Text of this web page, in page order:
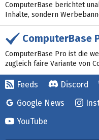
ComputerBase berichtet
Inhalte, sondern
ComputerBase
ComputerBase Pro ist die
zugleich faire Variante von
Feeds Discord
Google News
YouTube